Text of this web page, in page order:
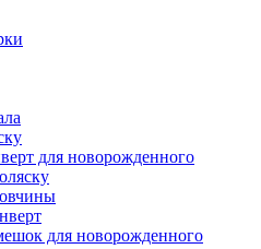
для новорожденного
для новорожденного